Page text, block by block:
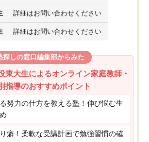
詳細はお問い合わせください
詳細はお問い合わせください
探しの窓口編集部からみた
東大生によるオンライン家庭教師・
指導のおすすめポイント
努力の仕方を教える塾！伸び悩む生
癖！柔軟な受講計画で勉強習慣の確